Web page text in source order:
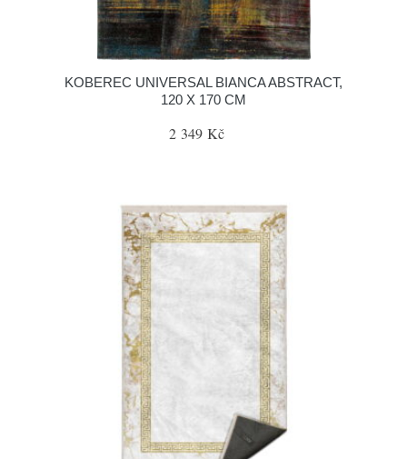
KOBEREC UNIVERSAL BIANCA ABSTRACT,
120 X 170 CM
2 349 Kč